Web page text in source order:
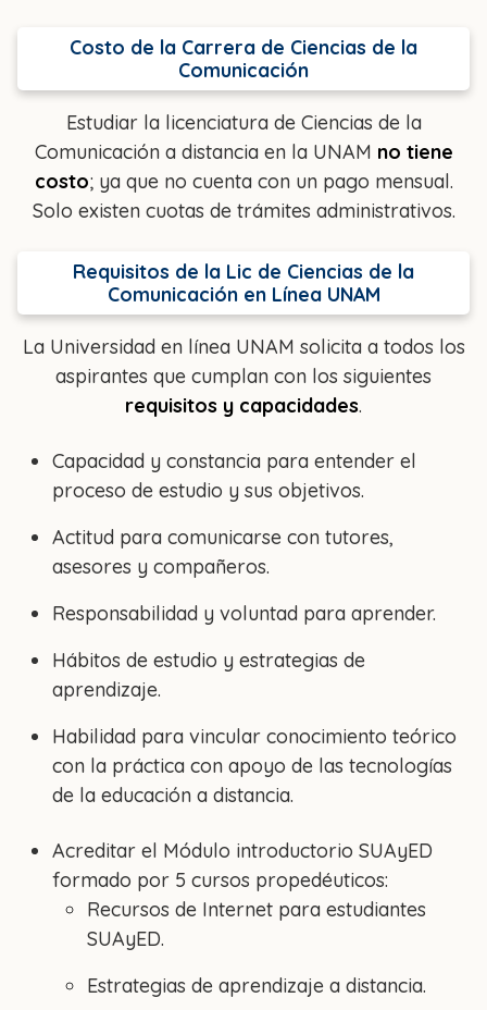
Costo de la Carrera de Ciencias de la
Comunicación
Estudiar la licenciatura de Ciencias de la
Comunicación a distancia en la UNAM no tiene
costo; ya que no cuenta con un pago mensual.
Solo existen cuotas de trámites administrativos.
Requisitos de la Lic de Ciencias de la
Comunicación en Línea UNAM
La Universidad en línea UNAM solicita a todos los
aspirantes que cumplan con los siguientes
requisitos y capacidades.
Capacidad y constancia para entender el
proceso de estudio y sus objetivos.
Actitud para comunicarse con tutores,
asesores y compañeros.
Responsabilidad y voluntad para aprender.
Hábitos de estudio y estrategias de
aprendizaje.
Habilidad para vincular conocimiento teórico
con la práctica con apoyo de las tecnologías
de la educación a distancia.
Acreditar el Módulo introductorio SUAyED
formado por 5 cursos propedéuticos:
Recursos de Internet para estudiantes
SUAyED.
Estrategias de aprendizaje a distancia.